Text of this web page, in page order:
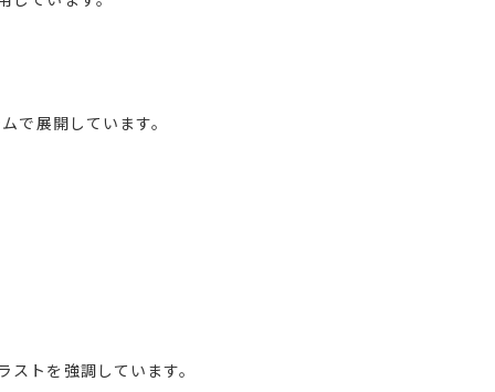
で展開しています。
トを強調しています。